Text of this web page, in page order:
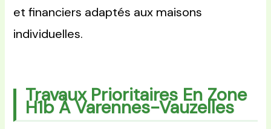
et financiers adaptés aux maisons
individuelles.
Travaux Prioritaires En Zone
H1b À Varennes-Vauzelles